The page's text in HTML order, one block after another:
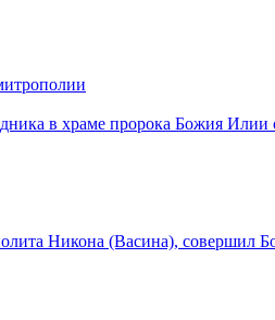
в храме пророка Божия
Никона (Васина), совершил